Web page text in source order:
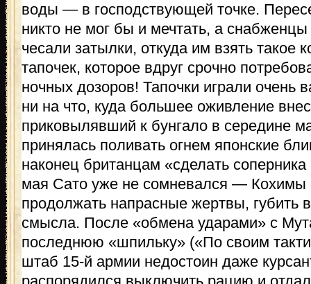
воды — в господствующей точке.
никто не мог бы и мечтать, а
чесали затылки, откуда им взять такое
тапочек, которое вдруг срочно
ночных дозоров! Тапочки играли очень
ни на что, куда большее оживление
приковылявший к бунгало в середине
принялась поливать огнем японские
наконец британцам «сделать
мая Сато уже не сомневался — Кохимы
продолжать напрасные жертвы, губить
смысла. После «обмена ударами» с
последнюю «шпильку» («По своим
штаб 15-й армии недостоин даже